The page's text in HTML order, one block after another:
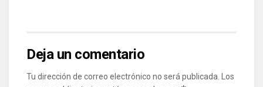
Deja un comentario
Tu dirección de correo electrónico no será publicada.
Los